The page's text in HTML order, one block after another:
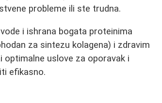
probleme ili ste trudna.
i ishrana bogata proteinima
za sintezu kolagena) i zdravim
optimalne uslove za oporavak i
efikasno.